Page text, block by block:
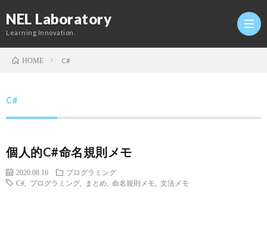
NEL Laboratory
Learning Innovation.
研
HOME C#
C#
個人的C#命名規則メモ
2020.08.16
プログラミング
C#
プログラミング まとめ 命名規則メモ 文法メモ